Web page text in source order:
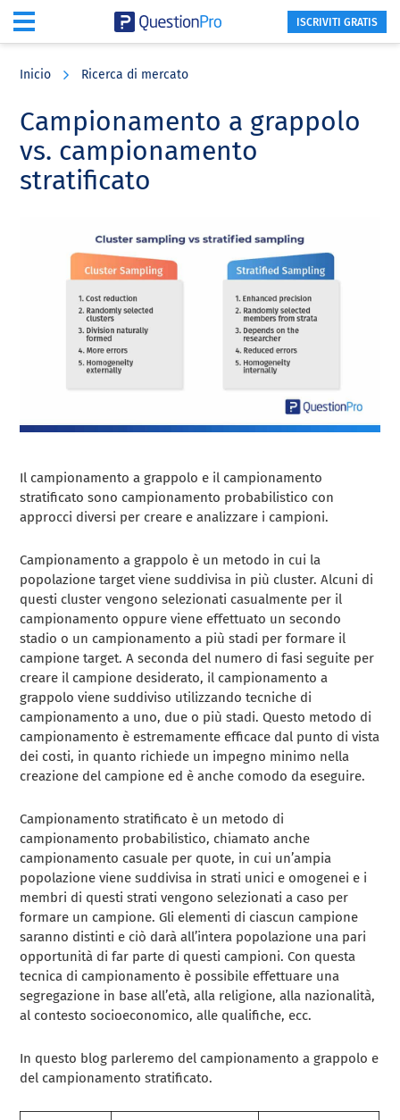
content
sidebar
ISCRIVITI GRATIS
Inicio Ricerca di mercato
Campionamento a grappolo
vs. campionamento
stratificato
Il campionamento a grappolo e il campionamento
stratificato sono campionamento probabilistico con
approcci diversi per creare e analizzare i campioni.
Campionamento a grappolo è un metodo in cui la
popolazione target viene suddivisa in più cluster. Alcuni di
questi cluster vengono selezionati casualmente per il
campionamento oppure viene effettuato un secondo
stadio o un campionamento a più stadi per formare il
campione target. A seconda del numero di fasi seguite per
creare il campione desiderato, il campionamento a
grappolo viene suddiviso utilizzando tecniche di
campionamento a uno, due o più stadi. Questo metodo di
campionamento è estremamente efficace dal punto di vista
dei costi, in quanto richiede un impegno minimo nella
creazione del campione ed è anche comodo da eseguire.
Campionamento stratificato è un metodo di
campionamento probabilistico, chiamato anche
campionamento casuale per quote, in cui un’ampia
popolazione viene suddivisa in strati unici e omogenei e i
membri di questi strati vengono selezionati a caso per
formare un campione. Gli elementi di ciascun campione
saranno distinti e ciò darà all’intera popolazione una pari
opportunità di far parte di questi campioni. Con questa
tecnica di campionamento è possibile effettuare una
segregazione in base all’età, alla religione, alla nazionalità,
al contesto socioeconomico, alle qualifiche, ecc.
In questo blog parleremo del campionamento a grappolo e
del campionamento stratificato.